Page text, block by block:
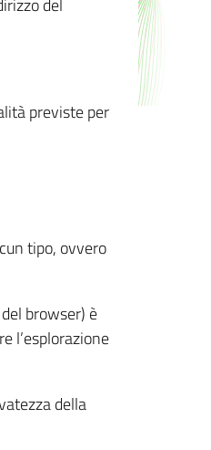
previste per
tipo, ovvero
browser) è
l’esplorazione
della